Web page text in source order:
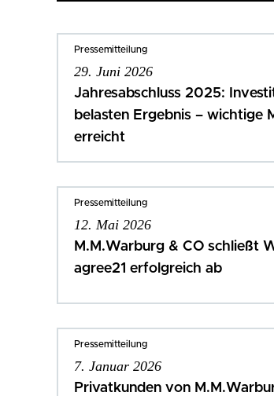
Pressemitteilung
29. Juni 2026
Jahresabschluss 2025:
belasten Ergebnis – wichtige
erreicht
Pressemitteilung
12. Mai 2026
M.M.Warburg & CO schließt
agree21 erfolgreich ab
Pressemitteilung
7. Januar 2026
Privatkunden von